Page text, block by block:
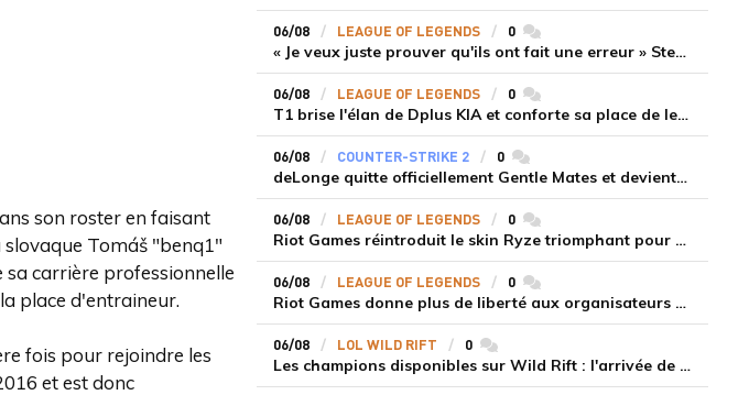
son roster en faisant
slovaque Tomáš "benq1"
carrière professionnelle
place d'entraineur.
fois pour rejoindre les
et est donc
06/08 LEAGUE OF LEGENDS 0commentaires
« Je veux juste prouver qu'ils ont fait une erreur » Stend se confie sur son mercato chaotique et ses ambitions avec Shifters
06/08 LEAGUE OF LEGENDS 0commentaires
T1 brise l'élan de Dplus KIA et conforte sa place de leader en LCK 2026 Rounds 3-4
06/08 COUNTER-STRIKE 2 0commentaires
deLonge quitte officiellement Gentle Mates et devient agent libre
06/08 LEAGUE OF LEGENDS 0commentaires
Riot Games réintroduit le skin Ryze triomphant pour récompenser la scène amateur
06/08 LEAGUE OF LEGENDS 0commentaires
Riot Games donne plus de liberté aux organisateurs de tournois locaux sur League of Legends
06/08 LOL WILD RIFT 0commentaires
Les champions disponibles sur Wild Rift : l'arrivée de Cho'Gath